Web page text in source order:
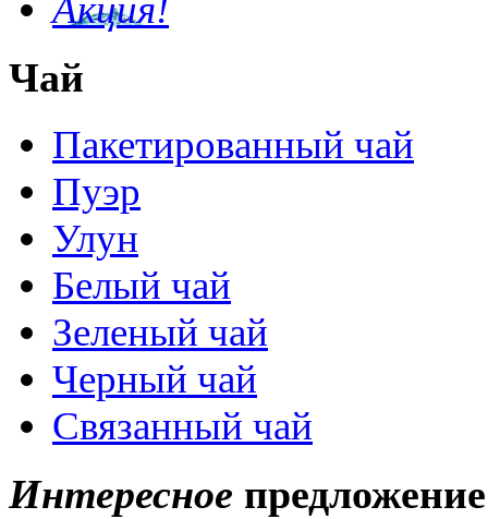
Акция!
Чай
Пакетированный чай
Пуэр
Улун
Белый чай
Зеленый чай
Черный чай
Связанный чай
Интересное предложение